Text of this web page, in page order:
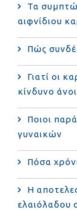
Τα
αιφνίδιου
Πώς
Γιατί οι
κίνδυνο
Ποιοι
γυναικών
Πόσα
Η
ελαιόλαδου